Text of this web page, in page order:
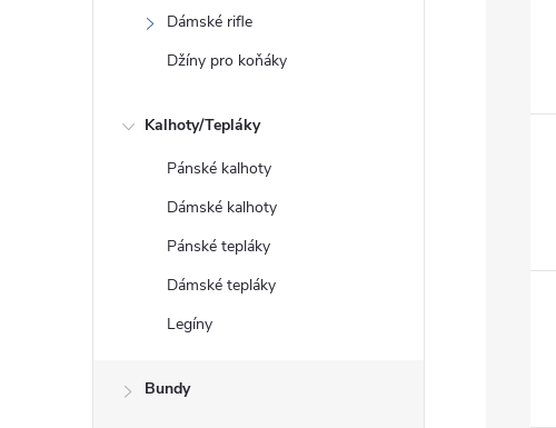
Dámské rifle
Džíny pro koňáky
Kalhoty/Tepláky
Pánské kalhoty
Dámské kalhoty
Pánské tepláky
Dámské tepláky
Legíny
Bundy